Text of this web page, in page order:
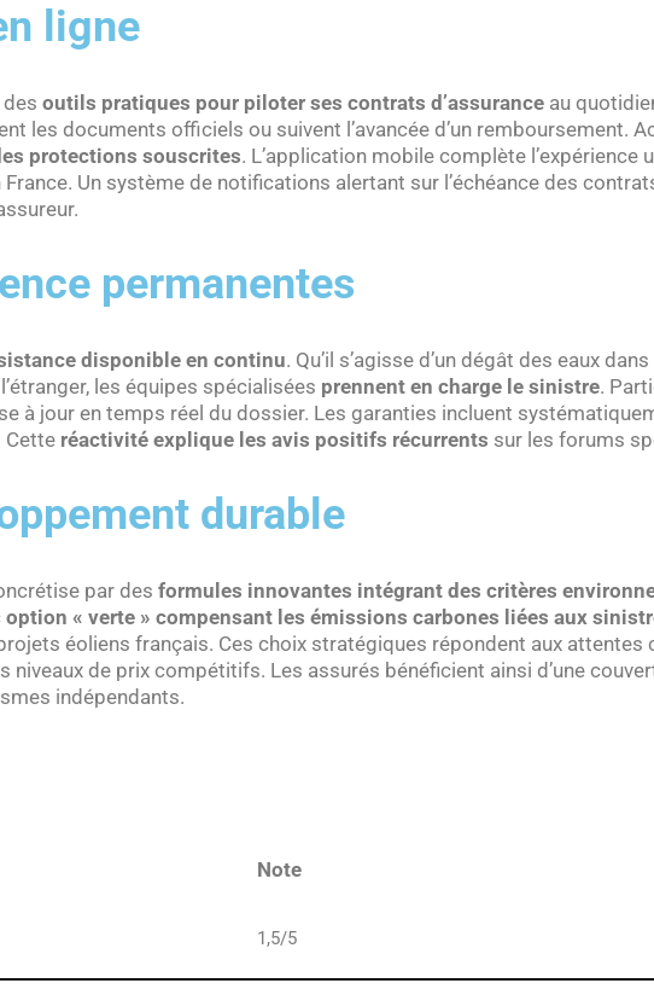
ligne
outils pratiques pour piloter ses contrats d’assurance au
les documents officiels ou suivent l’avancée d’un remboursement.
protections souscrites. L’application mobile complète
Un système de notifications alertant sur l’échéance des
permanentes
disponible en continu. Qu’il s’agisse d’un dégât des eaux
les équipes spécialisées prennent en charge le sinistre.
à jour en temps réel du dossier. Les garanties incluent
Cette réactivité explique les avis positifs récurrents sur les forums
durable
par des formules innovantes intégrant des critères
option « verte » compensant les émissions carbones liées aux
éoliens français. Ces choix stratégiques répondent aux
niveaux de prix compétitifs. Les assurés bénéficient ainsi d’une
indépendants.
Note
1,5/5